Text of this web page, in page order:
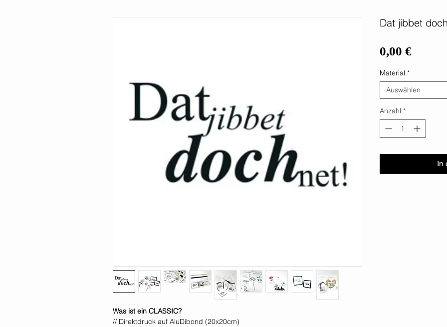
Was ist ein CLASSIC?
// Direktdruck auf AluDibond (20x20cm)
Dat jibbet
0,00 €Preis
Material *
Auswählen
Anzahl *
In